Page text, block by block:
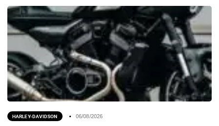
HARLEY-DAVIDSON 06/08/2026